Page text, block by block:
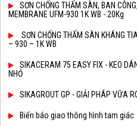
SƠN CHỐNG THẤM SÀN, BAN
MEMBRANE UFM-930 1K WB - 20Kg
SƠN CHỐNG THẤM SÀN KHÁNG
– 930 – 1K WB
SIKACERAM 75 EASY FIX - KEO
NHỎ
SIKAGROUT GP - GIẢI PHÁP VỮA
Biển báo giao thông hình tam giác